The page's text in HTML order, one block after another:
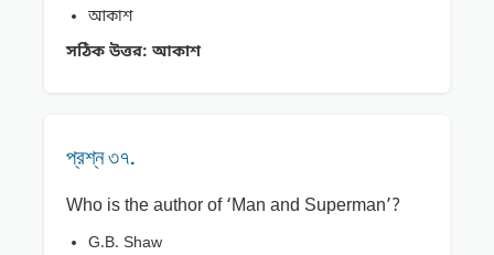
আকাশ
সঠিক উত্তর: আকাশ
প্রশ্ন ৩৭.
Who is the author of ‘Man and Superman’?
G.B. Shaw